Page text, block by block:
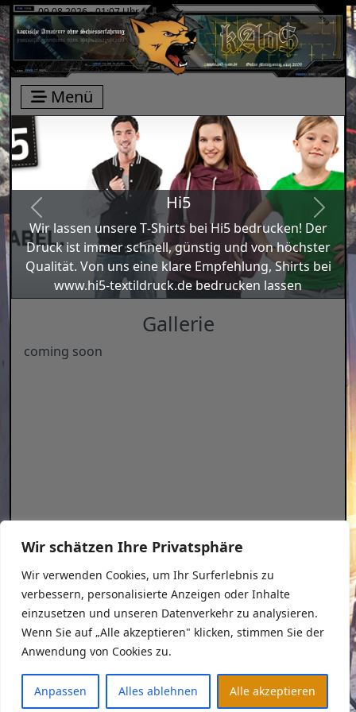
Wir schätzen Ihre Privatsphäre
Wir verwenden Cookies, um Ihr Surferlebnis zu
verbessern, personalisierte Anzeigen oder Inhalte
einzusetzen und unseren Datenverkehr zu analysieren.
Wenn Sie auf „Alle akzeptieren" klicken, stimmen Sie der
Anwendung von Cookies zu.
Anpassen Alles ablehnen Alle akzeptieren
09.08.2026 - 01:07 Uhr
Menü
Hi5
Wir las­sen unse­re T‑Shirts bei Hi5 bedru­cken! Der
Druck ist immer schnell, güns­tig und von höchs­ter
Qua­li­tät. Von uns eine kla­re Emp­feh­lung, Shirts bei
www.hi5-textildruck.de bedru­cken las­sen
Previous Next
Gallerie
coming soon
Datenschutzerklärung
Impressum
Copyright © 2026